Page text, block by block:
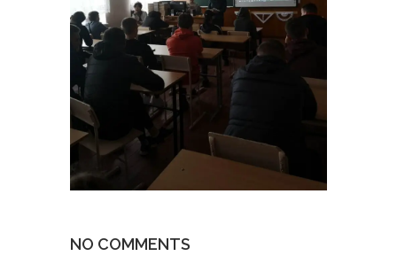
NO COMMENTS